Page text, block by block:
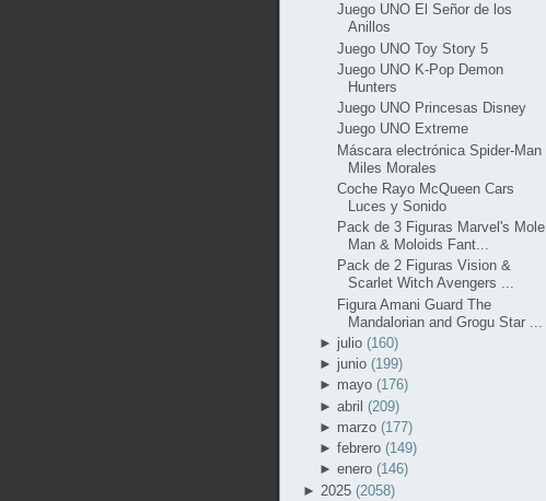
Juego UNO El Señor de los
Anillos
Juego UNO Toy Story 5
Juego UNO K-Pop Demon
Hunters
Juego UNO Princesas Disney
Juego UNO Extreme
Máscara electrónica Spider-Man
Miles Morales
Coche Rayo McQueen Cars
Luces y Sonido
Pack de 3 Figuras Marvel's Mole
Man & Moloids Fant...
Pack de 2 Figuras Vision &
Scarlet Witch Avengers ...
Figura Amani Guard The
Mandalorian and Grogu Star ...
► julio(160)
► junio(199)
► mayo(176)
►abril(209)
► marzo(177)
►febrero(149)
►enero(146)
► 2025 (2058)